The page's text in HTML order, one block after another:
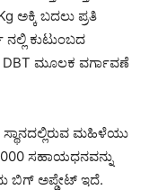
ಅಕ್ಕಿ ಬದಲು ಪ್ರತಿ
ಕುಟುಂಬದ
DBT ಮೂಲಕ ವರ್ಗಾವಣೆ
ಮಹಿಳೆಯು
ಸಹಾಯಧನವನ್ನು
ಬಿಗ್ ಅಪ್ಡೇಟ್ ಇದೆ.